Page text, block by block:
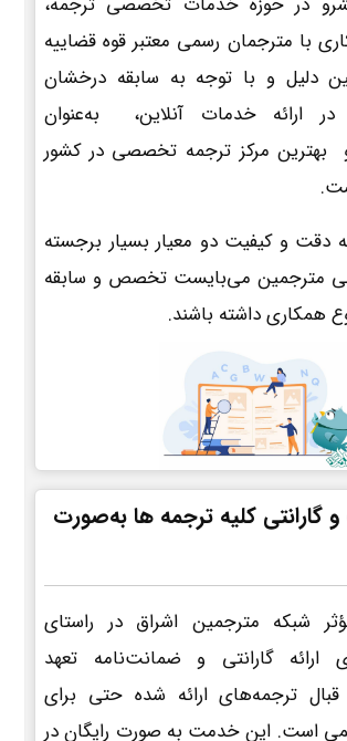
با مترجمان رسمی معتبر قوه قضاییه
دلیل و با توجه به سابقه درخشان
ارائه خدمات آنلاین، به‌عنوان
بهترین مرکز ترجمه تخصصی در کشور
دقت و کیفیت دو معیار بسیار برجسته
مترجمین می‌بایست تخصص و سابقه
همکاری داشته باشند.
گارانتی کلیه ترجمه ها به‌صورت
شبکه مترجمین اشراق در راستای
ارائه گارانتی و ضمانت‌نامه تعهد
قبال ترجمه‌های ارائه شده حتی برای
است. این خدمت به صورت رایگان در